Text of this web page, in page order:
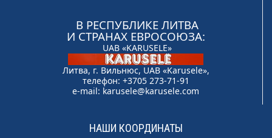
В РЕСПУБЛИКЕ ЛИТВА
И СТРАНАХ ЕВРОСОЮЗА:
UAB «KARUSELE»
Литва, г. Вильнюс, UAB «Karusele»,
телефон: +3705 273-71-91
e-mail: karusele@karusele.com
НАШИ КООРДИНАТЫ